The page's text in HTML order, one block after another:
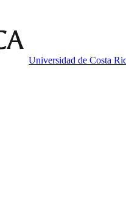
Universidad de Costa